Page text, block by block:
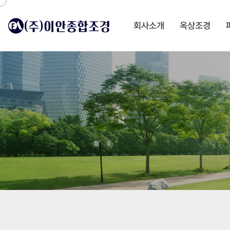
회사소개 옥상조경